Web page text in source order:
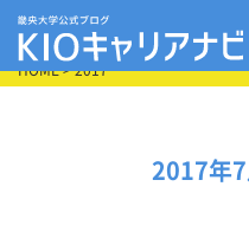
HOME> 2017
2017年